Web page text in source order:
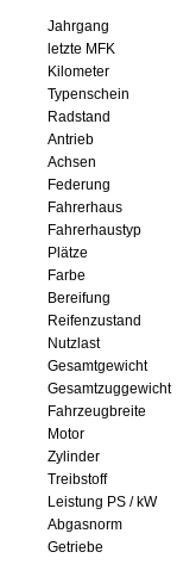
Jahrgang
letzte MFK
Kilometer
Typenschein
Radstand
Antrieb
Achsen
Federung
Fahrerhaus
Fahrerhaustyp
Plätze
Farbe
Bereifung
Reifenzustand
Nutzlast
Gesamtgewicht
Gesamtzuggewicht
Fahrzeugbreite
Motor
Zylinder
Treibstoff
Leistung PS / kW
Abgasnorm
Getriebe